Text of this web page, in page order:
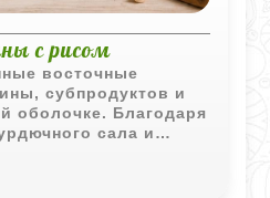
с рисом
восточные
субпродуктов и
оболочке. Благодаря
сала и
получается
по вкусу.